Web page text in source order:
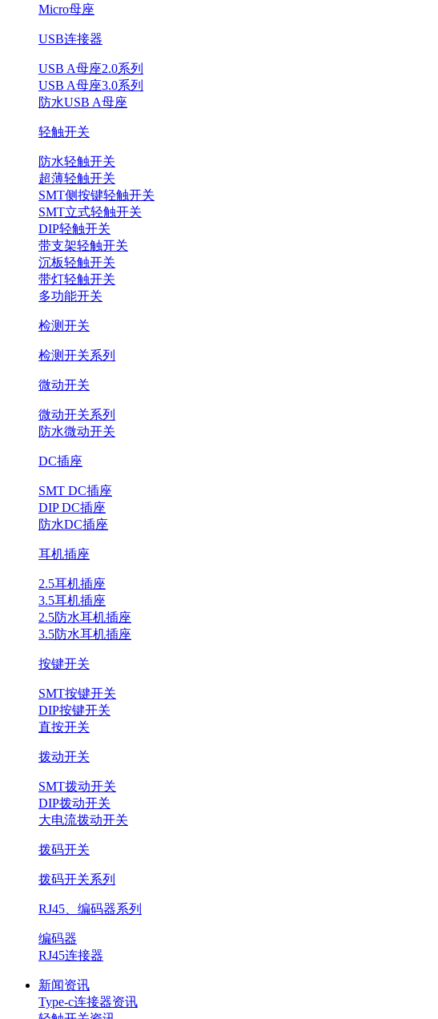
Micro母座
USB连接器
USB A母座2.0系列
USB A母座3.0系列
防水USB A母座
轻触开关
防水轻触开关
超薄轻触开关
SMT侧按键轻触开关
SMT立式轻触开关
DIP轻触开关
带支架轻触开关
沉板轻触开关
带灯轻触开关
多功能开关
检测开关
检测开关系列
微动开关
微动开关系列
防水微动开关
DC插座
SMT DC插座
DIP DC插座
防水DC插座
耳机插座
2.5耳机插座
3.5耳机插座
2.5防水耳机插座
3.5防水耳机插座
按键开关
SMT按键开关
DIP按键开关
直按开关
拨动开关
SMT拨动开关
DIP拨动开关
大电流拨动开关
拨码开关
拨码开关系列
RJ45、编码器系列
编码器
RJ45连接器
新闻资讯
Type-c连接器资讯